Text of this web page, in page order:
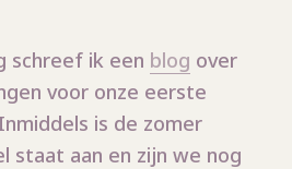
schreef ik een blog over
voor onze eerste
is de zomer
staat aan en zijn we nog